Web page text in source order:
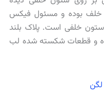
خلف بوده و مسئول فیکس
خلفی است. پلاک بلند
و قطعات شکسته شده لب